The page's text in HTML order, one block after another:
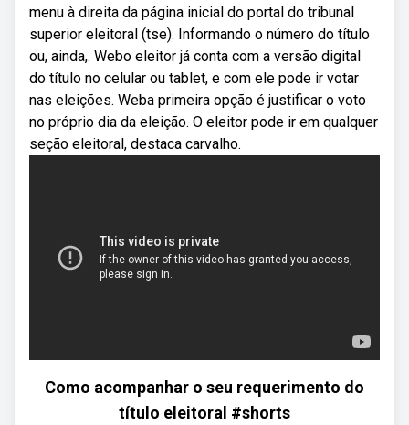
menu à direita da página inicial do portal do tribunal
superior eleitoral (tse). Informando o número do título
ou, ainda,. Webo eleitor já conta com a versão digital
do título no celular ou tablet, e com ele pode ir votar
nas eleições. Weba primeira opção é justificar o voto
no próprio dia da eleição. O eleitor pode ir em qualquer
seção eleitoral, destaca carvalho.
Como acompanhar o seu requerimento do
título eleitoral #shorts